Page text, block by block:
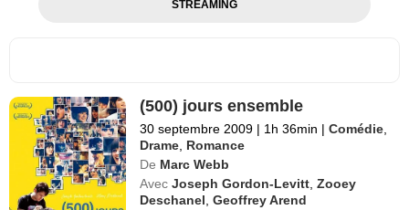
STREAMING
(500) jours ensemble
30 septembre 2009 | 1h 36min | Comédie
Drame Romance
De Marc Webb
Avec Joseph Gordon-Levitt ,Zooey
Deschanel ,Geoffrey Arend